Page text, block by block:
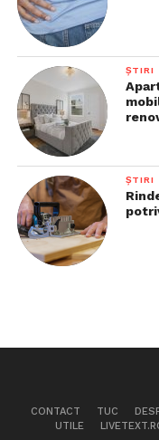
ȘTIRI
ȘTIRI
CONTACT TUC
UTILE